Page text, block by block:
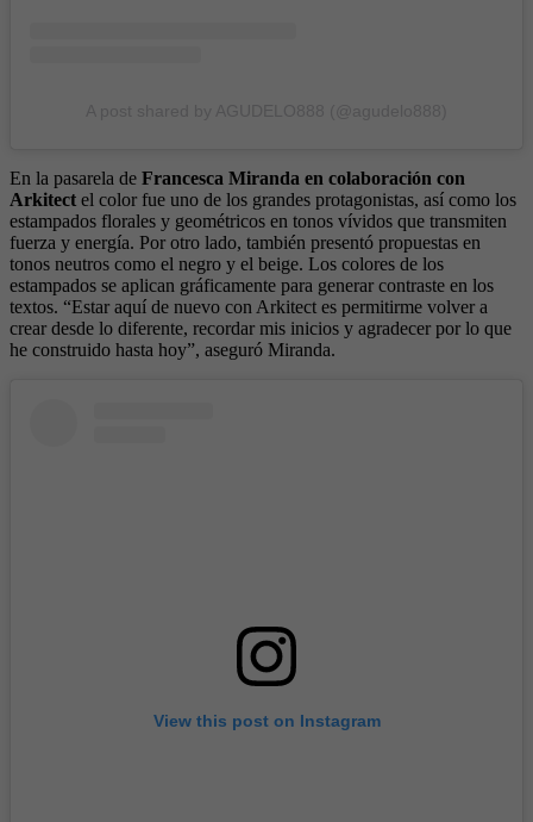
En la pasarela de Francesca Miranda en colaboración con
Arkitect el color fue uno de los grandes protagonistas, así como los
estampados florales y geométricos en tonos vívidos que transmiten
fuerza y energía. Por otro lado, también presentó propuestas en
tonos neutros como el negro y el beige. Los colores de los
estampados se aplican gráficamente para generar contraste en los
textos. “Estar aquí de nuevo con Arkitect es permitirme volver a
crear desde lo diferente, recordar mis inicios y agradecer por lo que
he construido hasta hoy”, aseguró Miranda.
View this post on Instagram